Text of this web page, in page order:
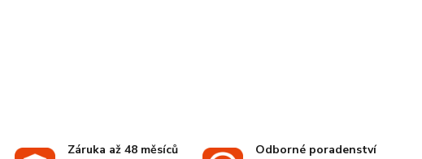
Záruka až 48 měsíců
Odborné poradenství